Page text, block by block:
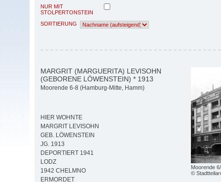
NUR MIT
STOLPERTONSTEIN
SORTIERUNG
Moorende
©
MARGRIT (MARGUERITA) LEVISOHN
(GEBORENE LÖWENSTEIN) * 1913
Moorende 6-8 (Hamburg-Mitte, Hamm)
HIER WOHNTE
MARGRIT LEVISOHN
GEB. LÖWENSTEIN
JG. 1913
DEPORTIERT 1941
LODZ
1942 CHELMNO
ERMORDET